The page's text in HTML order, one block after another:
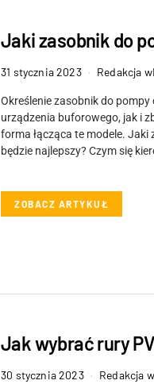
Jaki zasobnik do
31 stycznia 2023 Redakcja
Określenie zasobnik do
urządzenia buforowego, jak i
forma łącząca te modele. Jaki
będzie najlepszy? Czym się
ZOBACZ ARTYKUŁ
Jak wybrać rury
30 stycznia 2023 Redakcja